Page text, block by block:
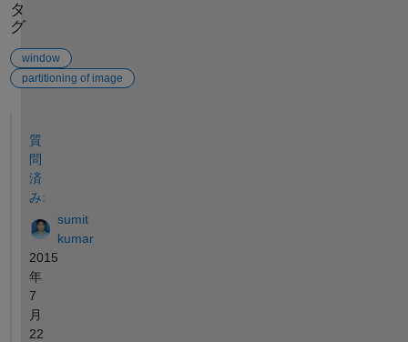
タ
グ
window
partitioning of image
質
問
済
み:
sumit
kumar
2015
年
7
月
22